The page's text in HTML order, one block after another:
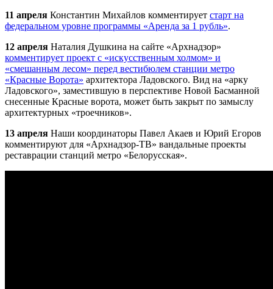
11 апреля Константин Михайлов комментирует старт на
федеральном уровне программы «Аренда за 1 рубль».
12 апреля Наталия Душкина на сайте «Архнадзор»
комментирует проект с «искусственным холмом» и
«смешанным лесом» перед вестибюлем станции метро
«Красные Ворота» архитектора Ладовского. Вид на «арку
Ладовского», заместившую в перспективе Новой Басманной
снесенные Красные ворота, может быть закрыт по замыслу
архитектурных «троечников».
13 апреля Наши координаторы Павел Акаев и Юрий Егоров
комментируют для «Архнадзор-ТВ» вандальные проекты
реставрации станций метро «Белорусская».